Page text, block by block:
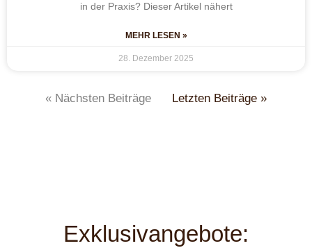
in der Praxis? Dieser Artikel nähert
MEHR LESEN »
28. Dezember 2025
« Nächsten Beiträge Letzten Beiträge »
Exklusivangebote: